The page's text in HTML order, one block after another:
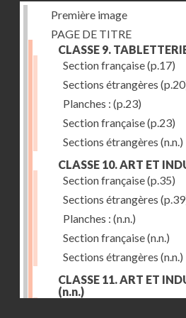
Première image
PAGE DE TITRE
CLASSE 9.
Section française(p.17)
Sections étrangères
Planches : (p.23)
Section française(p.23)
Sections étrangères (n.n.)
CLASSE 10. ART ET
Section française(p.35)
Sections étrangères
Planches : (n.n.)
Section française(n.n.)
Sections étrangères (n.n.)
CLASSE 11. ART ET
(n.n.)